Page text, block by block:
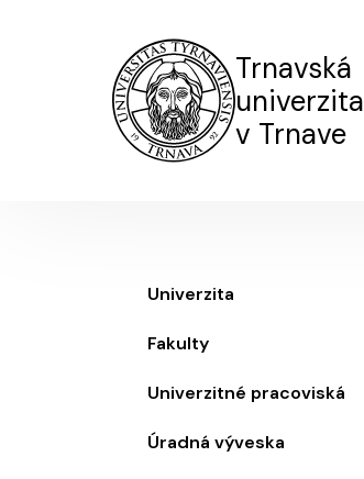
Trnavská
univerzita
v Trnave
Menu
Univerzita
Fakulty
Univerzitné pracoviská
Úradná výveska